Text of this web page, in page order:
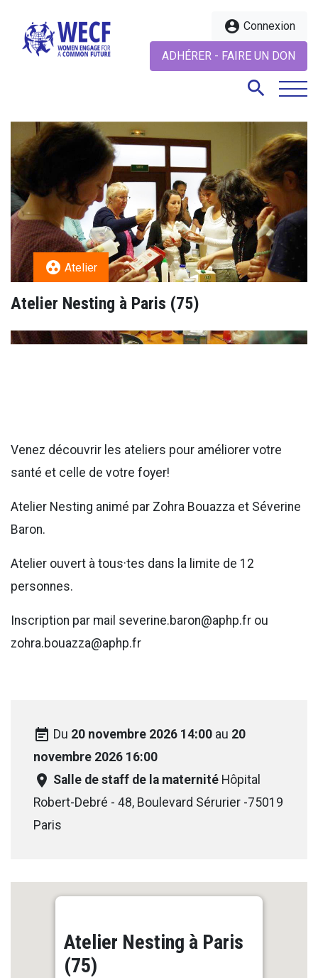
account_circle Connexion
ADHÉRER - FAIRE UN DON
search
search
group_work Atelier
Atelier Nesting à Paris (75)
Venez découvrir les ateliers pour améliorer votre
santé et celle de votre foyer!
Atelier Nesting animé par Zohra Bouazza et Séverine
Baron.
Atelier ouvert à tous·tes dans la limite de 12
personnes.
Inscription par mail severine.baron@aphp.fr ou
zohra.bouazza@aphp.fr
event_note Du 20 novembre 2026 14:00 au 20
novembre 2026 16:00
room Salle de staff de la maternité Hôpital
Robert-Debré - 48, Boulevard Sérurier -75019
Paris
Atelier Nesting à Paris
(75)